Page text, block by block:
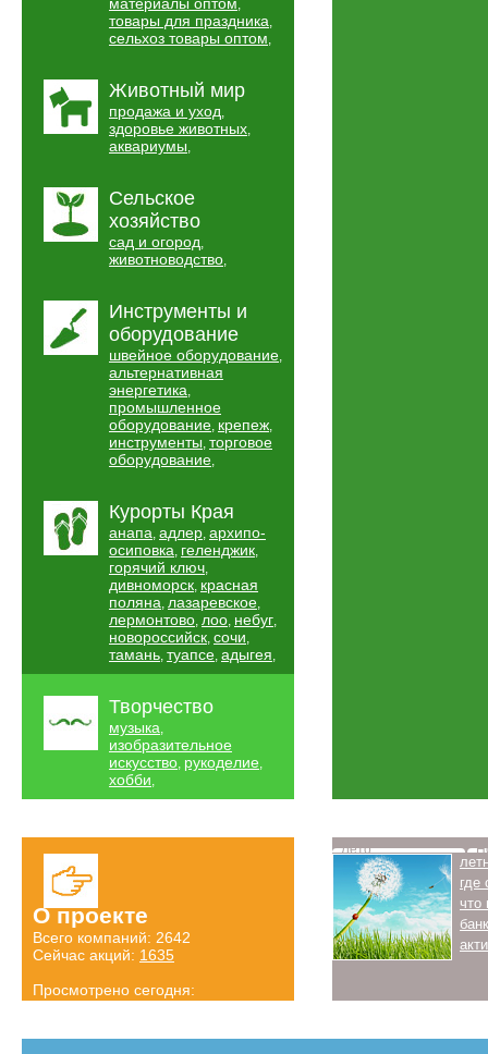
,
товары для праздника,
сельхоз товары оптом,
Животный мир
продажа и уход,
здоровье животных,
аквариумы,
Сельское
хозяйство
сад и огород,
животноводство,
Инструменты и
оборудование
швейное оборудование,
альтернативная
энергетика,
промышленное
оборудование, крепеж,
инструменты, торговое
оборудование,
Курорты Края
анапа, адлер, архипо-
осиповка, геленджик,
горячий ключ,
дивноморск, красная
поляна, лазаревское,
лермонтово, лоо, небуг,
новороссийск, сочи,
тамань, туапсе, адыгея,
Творчество
музыка,
изобразительное
искусство, рукоделие,
хобби,
О проекте
Всего компаний: 2642
Сейчас акций: 1635
Просмотрено сегодня:
Лето
где
что